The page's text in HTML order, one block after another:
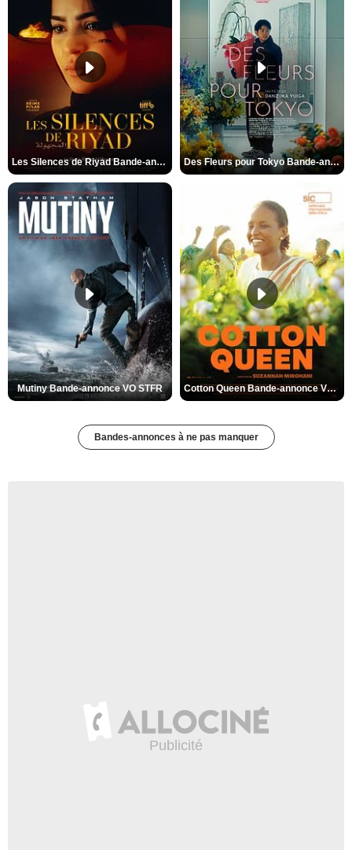
Les Silences de Riyad Bande-annonce VO STFR Des Fleurs pour Tokyo Bande-annonce VO STFR
Mutiny Bande-annonce VO STFR Cotton Queen Bande-annonce VO STFR
Bandes-annonces à ne pas manquer